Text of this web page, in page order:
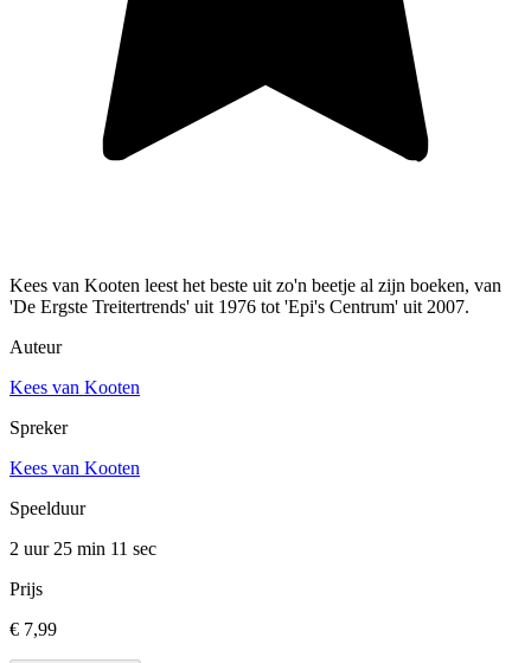
Kees van Kooten leest het beste uit zo'n beetje al zijn boeken, van
'De Ergste Treitertrends' uit 1976 tot 'Epi's Centrum' uit 2007.
Auteur
Kees van Kooten
Spreker
Kees van Kooten
Speelduur
2 uur 25 min 11 sec
Prijs
€ 7,99